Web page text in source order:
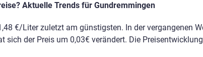
Aktuelle Trends für Gundremmingen
€/Liter zuletzt am günstigsten. In der vergangenen
sich der Preis um 0,03€ verändert. Die